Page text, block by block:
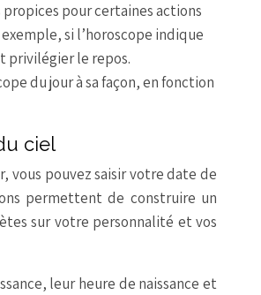
propices pour certaines actions
si l’horoscope indique
privilégier le repos.
du jour à sa façon, en fonction
ciel
vous pouvez saisir votre date de
permettent de construire un
sur votre personnalité et vos
leur heure de naissance et